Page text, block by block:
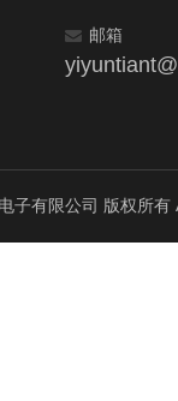
邮箱
子有限公司 版权所有